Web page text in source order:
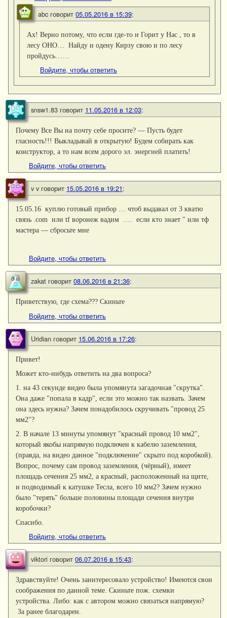
abc говорит 05.05.2016 в 15:39:
Ах! Верно потому, что если где-то и Горит у Нас , то в
лесу ОНО… Найду и одену Кирзу свою и по лесу
пройдусь……
Войдите, чтобы ответить
snsw1.83 говорит 11.05.2016 в 12:03:
Почему Все Вы на почту себе просите? — Пусть будет
гласность!!! Выкладывай в открытую! Будем собирать как
конструктор, а то нам всем дорого эл. энергией платить!
Войдите, чтобы ответить
v v говорит 15.05.2016 в 19:21:
15.05.16 куплю готовый прибор … чтоб выдавал от 3 кватю
связь .com или tf воронеж вадим …. если кто знает " или тф
мастера — сбросьте мне
Войдите, чтобы ответить
zakat говорит 08.06.2016 в 21:36:
Приветствую, где схема??? Скиньте
Войдите, чтобы ответить
Uridian говорит 15.06.2016 в 17:26:
Привет!
Может кто-нибудь ответить на два вопроса?
1. на 43 секунде видео была упомянута загадочная "скрутка".
Она даже "попала в кадр", если это можно так назвать. Зачем
она здесь нужна? Зачем понадобилось скручивать "провод 25
мм2"?
2. В начале 13 минуты упомянут "красный провод 10 мм2",
который якобы напрямую подключен к кабелю заземления,
(правда, на видео данное "подключение" скрыто под коробкой).
Вопрос, почему сам провод заземления, (чёрный), имеет
площадь сечения 25 мм2, а красный, расположенный на щите,
и подводимый к катушке Тесла, всего 10 мм2? Зачем нужно
было "терять" больше половины площади сечения внутри
коробочки?
Спасибо.
Войдите, чтобы ответить
viktori говорит 06.07.2016 в 15:43:
Здравствуйте! Очень заинтересовало устройство! Имеются свои
соображения по данной теме. Скиньте пож. схемки
устройства. Либо: как с автором можно связаться напрямую?
За ранее благодарен.